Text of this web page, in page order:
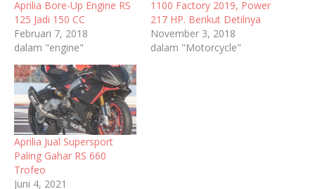
Aprilia Bore-Up Engine RS
125 Jadi 150 CC
Februari 7, 2018
dalam "engine"
1100 Factory 2019, Power
217 HP. Berikut Detilnya
November 3, 2018
dalam "Motorcycle"
Aprilia Jual Supersport
Paling Gahar RS 660
Trofeo
Juni 4, 2021